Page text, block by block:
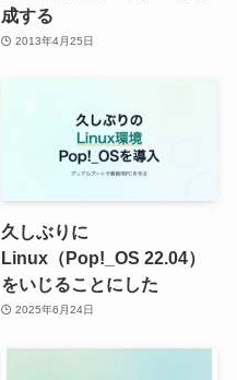
成する
2013年4月25日
久しぶりに
Linux（Pop!_OS 22.04）
をいじることにした
2025年6月24日